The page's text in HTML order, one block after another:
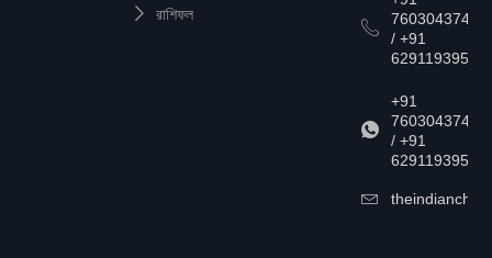
রাশিফল
7603043747
/ +91
6291193957
+91
7603043747
/ +91
6291193957